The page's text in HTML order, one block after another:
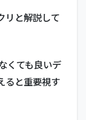
リと解説して
くても良いデ
ると重要視す